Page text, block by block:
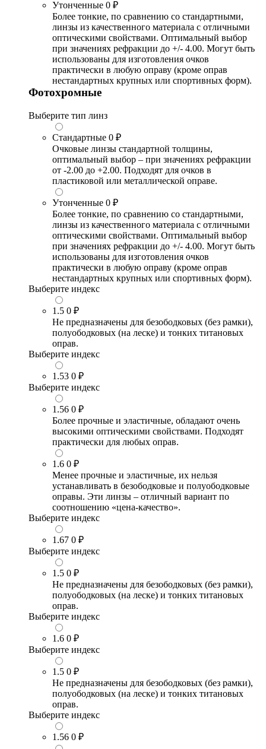
Утонченные 0 ₽
Более тонкие, по сравнению со стандартными,
линзы из качественного материала с отличными
оптическими свойствами. Оптимальный выбор
при значениях рефракции до +/- 4.00. Могут быть
использованы для изготовления очков
практически в любую оправу (кроме оправ
нестандартных крупных или спортивных форм).
Фотохромные
Выберите тип линз
Стандартные 0 ₽
Очковые линзы стандартной толщины,
оптимальный выбор – при значениях рефракции
от -2.00 до +2.00. Подходят для очков в
пластиковой или металлической оправе.
Утонченные 0 ₽
Более тонкие, по сравнению со стандартными,
линзы из качественного материала с отличными
оптическими свойствами. Оптимальный выбор
при значениях рефракции до +/- 4.00. Могут быть
использованы для изготовления очков
практически в любую оправу (кроме оправ
нестандартных крупных или спортивных форм).
Выберите индекс
1.5 0 ₽
Не предназначены для безободковых (без рамки),
полуободковых (на леске) и тонких титановых
оправ.
Выберите индекс
1.53 0 ₽
Выберите индекс
1.56 0 ₽
Более прочные и эластичные, обладают очень
высокими оптическими свойствами. Подходят
практически для любых оправ.
1.6 0 ₽
Менее прочные и эластичные, их нельзя
устанавливать в безободковые и полуободковые
оправы. Эти линзы – отличный вариант по
соотношению «цена-качество».
Выберите индекс
1.67 0 ₽
Выберите индекс
1.5 0 ₽
Не предназначены для безободковых (без рамки),
полуободковых (на леске) и тонких титановых
оправ.
Выберите индекс
1.6 0 ₽
Выберите индекс
1.5 0 ₽
Не предназначены для безободковых (без рамки),
полуободковых (на леске) и тонких титановых
оправ.
Выберите индекс
1.56 0 ₽